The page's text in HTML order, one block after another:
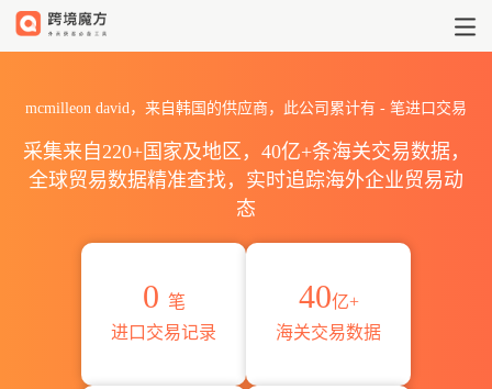
mcmilleon david，来自韩国的供应商，此公司累计有 - 笔进口交易
采集来自220+国家及地区，40亿+条海关交易数据，
全球贸易数据精准查找，实时追踪海外企业贸易动
态
0 笔
进口交易记录
40亿+
海关交易数据